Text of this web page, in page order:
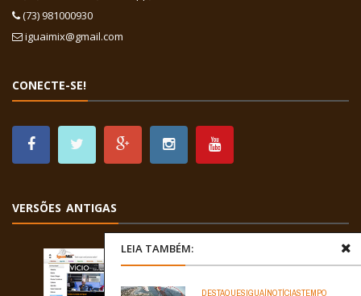
LEIA TAMBÉM:
DESTAQUESIGUAÍNOTÍCIASTEMPO
(73) 981000930
iguaimix@gmail.com
CONECTE-SE!
VERSÕES ANTIGAS